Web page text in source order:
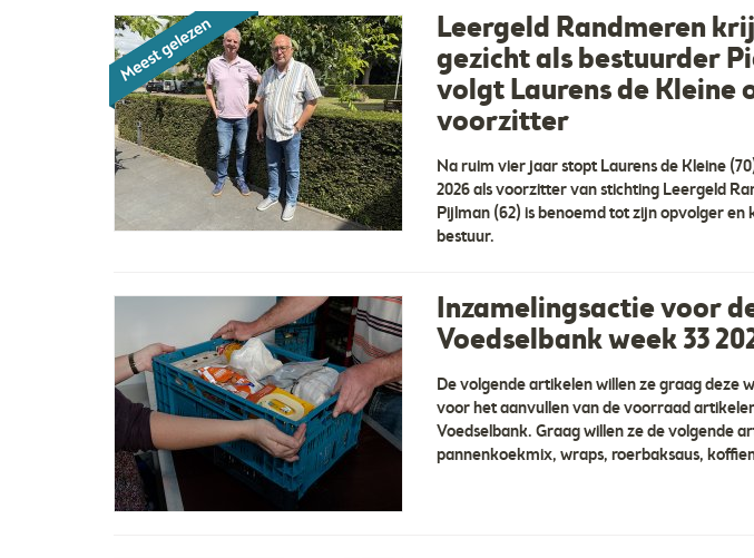
Leergeld Randmeren
gezicht als bestuurder
volgt Laurens de Kleine
voorzitter
Na ruim vier jaar stopt Laurens de Kleine
2026 als voorzitter van stichting Leergeld
Pijlman (62) is benoemd tot zijn opvolger
bestuur.
Inzamelingsactie voor
Voedselbank week 33
De volgende artikelen willen ze graag deze
voor het aanvullen van de voorraad
Voedselbank. Graag willen ze de volgende
pannenkoekmix, wraps, roerbaksaus,